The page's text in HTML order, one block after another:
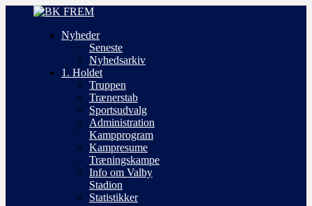
Nyheder
Seneste
Nyhedsarkiv
1. Holdet
Truppen
Trænerstab
Sportsudvalg
Administration
Kampprogram
Kampresume
Træningskampe
Info om Valby
Stadion
Statistikker